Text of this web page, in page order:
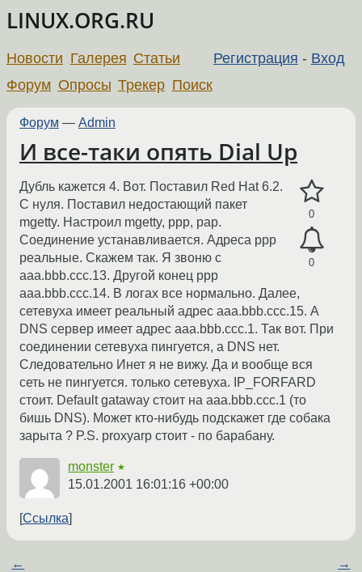
LINUX.ORG.RU
Регистрация - Вход
Новости Галерея Статьи
Форум Опросы Трекер Поиск
Форум — Admin
И все-таки опять Dial Up
0
0
Дубль кажется 4. Вот. Поставил Red Hat 6.2.
С нуля. Поставил недостающий пакет
mgetty. Настроил mgetty, ppp, pap.
Соединение устанавливается. Адреса ppp
реальные. Скажем так. Я звоню с
aaa.bbb.ccc.13. Другой конец ppp
aaa.bbb.ccc.14. В логах все нормально. Далее,
сетевуха имеет реальный адрес aaa.bbb.ccc.15. А
DNS сервер имеет адрес aaa.bbb.ccc.1. Так вот. При
соединении сетевуха пингуется, а DNS нет.
Следовательно Инет я не вижу. Да и вообще вся
сеть не пингуется. только сетевуха. IP_FORFARD
стоит. Default gataway стоит на aaa.bbb.ccc.1 (то
бишь DNS). Может кто-нибудь подскажет где собака
зарыта ? P.S. proxyarp стоит - по барабану.
monster ★
15.01.2001 16:01:16 +00:00
Ссылка
← →